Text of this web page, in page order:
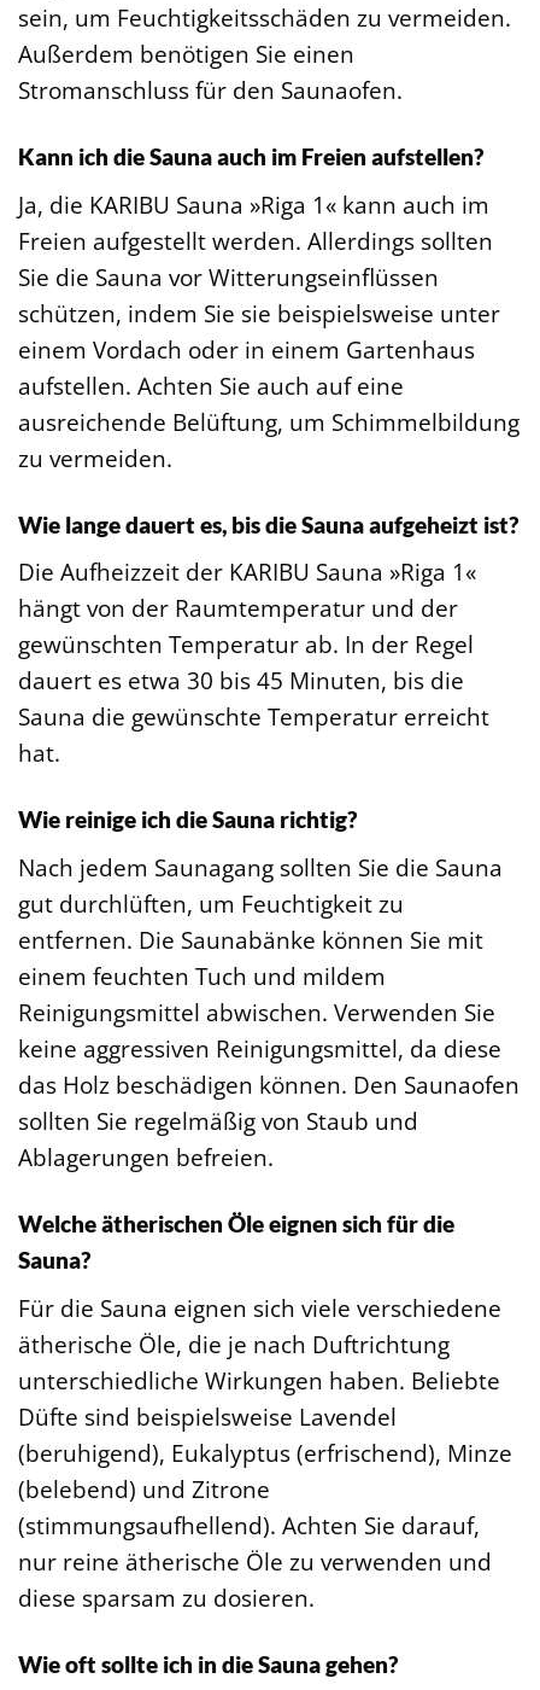
sein, um Feuchtigkeitsschäden zu vermeiden.
Außerdem benötigen Sie einen
Stromanschluss für den Saunaofen.
Kann ich die Sauna auch im Freien aufstellen?
Ja, die KARIBU Sauna »Riga 1« kann auch im
Freien aufgestellt werden. Allerdings sollten
Sie die Sauna vor Witterungseinflüssen
schützen, indem Sie sie beispielsweise unter
einem Vordach oder in einem Gartenhaus
aufstellen. Achten Sie auch auf eine
ausreichende Belüftung, um Schimmelbildung
zu vermeiden.
Wie lange dauert es, bis die Sauna aufgeheizt ist?
Die Aufheizzeit der KARIBU Sauna »Riga 1«
hängt von der Raumtemperatur und der
gewünschten Temperatur ab. In der Regel
dauert es etwa 30 bis 45 Minuten, bis die
Sauna die gewünschte Temperatur erreicht
hat.
Wie reinige ich die Sauna richtig?
Nach jedem Saunagang sollten Sie die Sauna
gut durchlüften, um Feuchtigkeit zu
entfernen. Die Saunabänke können Sie mit
einem feuchten Tuch und mildem
Reinigungsmittel abwischen. Verwenden Sie
keine aggressiven Reinigungsmittel, da diese
das Holz beschädigen können. Den Saunaofen
sollten Sie regelmäßig von Staub und
Ablagerungen befreien.
Welche ätherischen Öle eignen sich für die
Sauna?
Für die Sauna eignen sich viele verschiedene
ätherische Öle, die je nach Duftrichtung
unterschiedliche Wirkungen haben. Beliebte
Düfte sind beispielsweise Lavendel
(beruhigend), Eukalyptus (erfrischend), Minze
(belebend) und Zitrone
(stimmungsaufhellend). Achten Sie darauf,
nur reine ätherische Öle zu verwenden und
diese sparsam zu dosieren.
Wie oft sollte ich in die Sauna gehen?